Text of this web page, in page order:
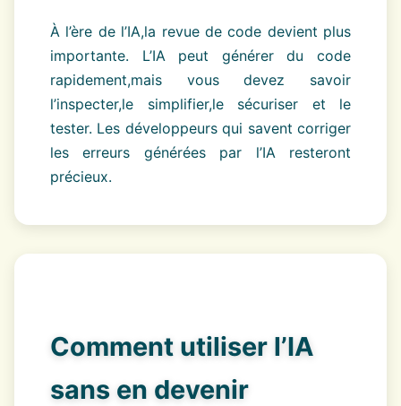
À l’ère de l’IA,la revue de code devient plus
importante. L’IA peut générer du code
rapidement,mais vous devez savoir
l’inspecter,le simplifier,le sécuriser et le
tester. Les développeurs qui savent corriger
les erreurs générées par l’IA resteront
précieux.
Comment utiliser l’IA
sans en devenir